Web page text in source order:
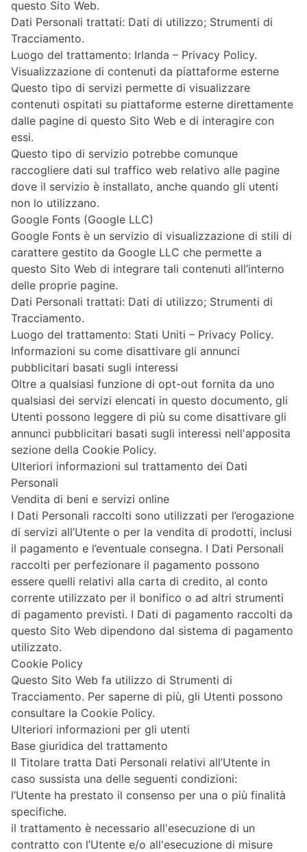
questo Sito Web.
Dati Personali trattati: Dati di utilizzo; Strumenti di
Tracciamento.
Luogo del trattamento: Irlanda – Privacy Policy.
Visualizzazione di contenuti da piattaforme esterne
Questo tipo di servizi permette di visualizzare
contenuti ospitati su piattaforme esterne direttamente
dalle pagine di questo Sito Web e di interagire con
essi.
Questo tipo di servizio potrebbe comunque
raccogliere dati sul traffico web relativo alle pagine
dove il servizio è installato, anche quando gli utenti
non lo utilizzano.
Google Fonts (Google LLC)
Google Fonts è un servizio di visualizzazione di stili di
carattere gestito da Google LLC che permette a
questo Sito Web di integrare tali contenuti all’interno
delle proprie pagine.
Dati Personali trattati: Dati di utilizzo; Strumenti di
Tracciamento.
Luogo del trattamento: Stati Uniti – Privacy Policy.
Informazioni su come disattivare gli annunci
pubblicitari basati sugli interessi
Oltre a qualsiasi funzione di opt-out fornita da uno
qualsiasi dei servizi elencati in questo documento, gli
Utenti possono leggere di più su come disattivare gli
annunci pubblicitari basati sugli interessi nell'apposita
sezione della Cookie Policy.
Ulteriori informazioni sul trattamento dei Dati
Personali
Vendita di beni e servizi online
I Dati Personali raccolti sono utilizzati per l’erogazione
di servizi all’Utente o per la vendita di prodotti, inclusi
il pagamento e l’eventuale consegna. I Dati Personali
raccolti per perfezionare il pagamento possono
essere quelli relativi alla carta di credito, al conto
corrente utilizzato per il bonifico o ad altri strumenti
di pagamento previsti. I Dati di pagamento raccolti da
questo Sito Web dipendono dal sistema di pagamento
utilizzato.
Cookie Policy
Questo Sito Web fa utilizzo di Strumenti di
Tracciamento. Per saperne di più, gli Utenti possono
consultare la Cookie Policy.
Ulteriori informazioni per gli utenti
Base giuridica del trattamento
Il Titolare tratta Dati Personali relativi all’Utente in
caso sussista una delle seguenti condizioni:
l’Utente ha prestato il consenso per una o più finalità
specifiche.
il trattamento è necessario all'esecuzione di un
contratto con l’Utente e/o all'esecuzione di misure